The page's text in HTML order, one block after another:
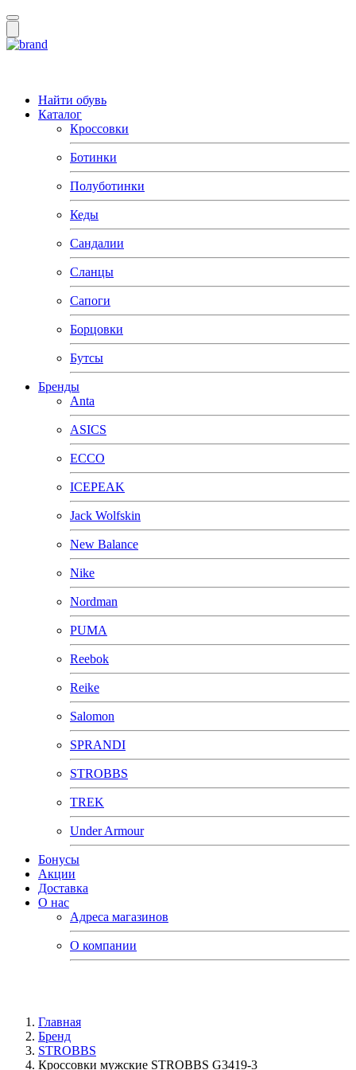
Найти обувь
Каталог
Кроссовки
Ботинки
Полуботинки
Кеды
Сандалии
Сланцы
Сапоги
Борцовки
Бутсы
Бренды
Anta
ASICS
ECCO
ICEPEAK
Jack Wolfskin
New Balance
Nike
Nordman
PUMA
Reebok
Reike
Salomon
SPRANDI
STROBBS
TREK
Under Armour
Бонусы
Акции
Доставка
О нас
Адреса магазинов
О компании
Главная
Бренд
STROBBS
Кроссовки мужские STROBBS G3419-3